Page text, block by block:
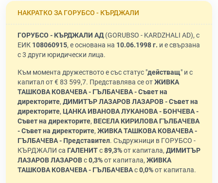
НАКРАТКО ЗА ГОРУБСО - КЪРДЖАЛИ
ГОРУБСО - КЪРДЖАЛИ АД(GORUBSO - KARDZHALI AD), с
ЕИК 108060915, е основана на 10.06.1998 г. и е свързана
с 3 други юридически лица.
Към момента дружеството е със статус "действащ" и с
капитал от € 83 599,7. Представлява се отЖИВКА
ТАШКОВА КОВАЧЕВА - ГЪЛБАЧЕВА - Съвет на
директорите, ДИМИТЪР ЛАЗАРОВ ЛАЗАРОВ - Съвет на
директорите, ЦАНКА ИВАНОВА ЛУКАНОВА - БОНЧЕВА -
Съвет на директорите, ВЕСЕЛА КИРИЛОВА ГЪЛБАЧЕВА
- Съвет на директорите, ЖИВКА ТАШКОВА КОВАЧЕВА -
ГЪЛБАЧЕВА - Представител. Съдружници в ГОРУБСО -
КЪРДЖАЛИ са ГАЛЕНИТс89,3%от капитала, ДИМИТЪР
ЛАЗАРОВ ЛАЗАРОВс0,3%от капитала, ЖИВКА
ТАШКОВА КОВАЧЕВА - ГЪЛБАЧЕВАс0,0%от капитала.